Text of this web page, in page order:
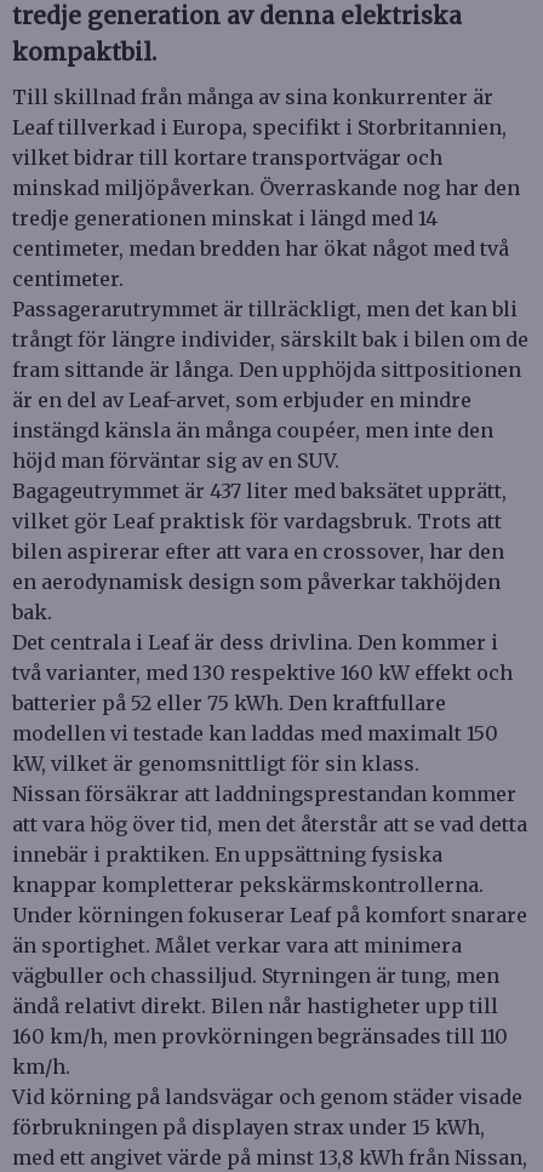
tredje generation av denna elektriska
kompaktbil.
Till skillnad från många av sina konkurrenter är
Leaf tillverkad i Europa, specifikt i Storbritannien,
vilket bidrar till kortare transportvägar och
minskad miljöpåverkan. Överraskande nog har den
tredje generationen minskat i längd med 14
centimeter, medan bredden har ökat något med två
centimeter.
Passagerarutrymmet är tillräckligt, men det kan bli
trångt för längre individer, särskilt bak i bilen om de
fram sittande är långa. Den upphöjda sittpositionen
är en del av Leaf-arvet, som erbjuder en mindre
instängd känsla än många coupéer, men inte den
höjd man förväntar sig av en SUV.
Bagageutrymmet är 437 liter med baksätet upprätt,
vilket gör Leaf praktisk för vardagsbruk. Trots att
bilen aspirerar efter att vara en crossover, har den
en aerodynamisk design som påverkar takhöjden
bak.
Det centrala i Leaf är dess drivlina. Den kommer i
två varianter, med 130 respektive 160 kW effekt och
batterier på 52 eller 75 kWh. Den kraftfullare
modellen vi testade kan laddas med maximalt 150
kW, vilket är genomsnittligt för sin klass.
Nissan försäkrar att laddningsprestandan kommer
att vara hög över tid, men det återstår att se vad detta
innebär i praktiken. En uppsättning fysiska
knappar kompletterar pekskärmskontrollerna.
Under körningen fokuserar Leaf på komfort snarare
än sportighet. Målet verkar vara att minimera
vägbuller och chassiljud. Styrningen är tung, men
ändå relativt direkt. Bilen når hastigheter upp till
160 km/h, men provkörningen begränsades till 110
km/h.
Vid körning på landsvägar och genom städer visade
förbrukningen på displayen strax under 15 kWh,
med ett angivet värde på minst 13,8 kWh från Nissan,